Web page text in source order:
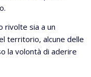
rivolte sia a un
territorio, alcune delle
la volontà di aderire